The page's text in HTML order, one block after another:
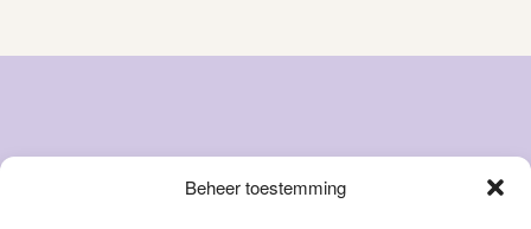
Beheer toestemming
Snacks
Over ons